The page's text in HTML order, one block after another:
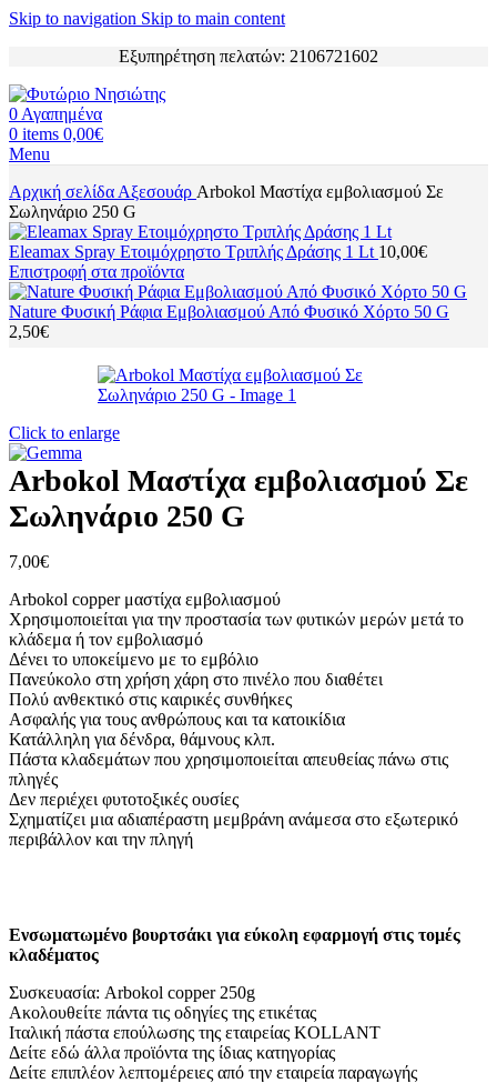
Skip to navigation Skip to main content
Εξυπηρέτηση πελατών: 2106721602
0 Αγαπημένα
0 items 0,00€
Menu
Αρχική σελίδα Αξεσουάρ Arbokol Μαστίχα εμβολιασμού Σε
Σωληνάριο 250 G
Eleamax Spray Ετοιμόχρηστο Τριπλής Δράσης 1 Lt 10,00€
Επιστροφή στα προϊόντα
Nature Φυσική Ράφια Εμβολιασμού Από Φυσικό Χόρτο 50 G
2,50€
Click to enlarge
Arbokol Μαστίχα εμβολιασμού Σε
Σωληνάριο 250 G
7,00€
Arbokol copper μαστίχα εμβολιασμού
Χρησιμοποιείται για την προστασία των φυτικών μερών μετά το
κλάδεμα ή τον εμβολιασμό
Δένει το υποκείμενο με το εμβόλιο
Πανεύκολο στη χρήση χάρη στο πινέλο που διαθέτει
Πολύ ανθεκτικό στις καιρικές συνθήκες
Ασφαλής για τους ανθρώπους και τα κατοικίδια
Κατάλληλη για δένδρα, θάμνους κλπ.
Πάστα κλαδεμάτων που χρησιμοποιείται απευθείας πάνω στις
πληγές
Δεν περιέχει φυτοτοξικές ουσίες
Σχηματίζει μια αδιαπέραστη μεμβράνη ανάμεσα στο εξωτερικό
περιβάλλον και την πληγή
Ενσωματωμένο βουρτσάκι για εύκολη εφαρμογή στις τομές
κλαδέματος
Συσκευασία: Arbokol copper 250g
Ακολουθείτε πάντα τις οδηγίες της ετικέτας
Ιταλική πάστα επούλωσης της εταιρείας KOLLANT
Δείτε εδώ άλλα προϊόντα της ίδιας κατηγορίας
Δείτε επιπλέον λεπτομέρειες από την εταιρεία παραγωγής